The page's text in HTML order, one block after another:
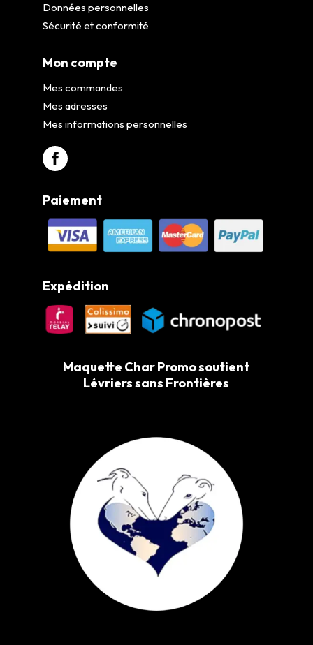
Données personnelles
Sécurité et conformité
Mon compte
Mes commandes
Mes adresses
Mes informations personnelles
Paiement
Expédition
Maquette Char Promo soutient
Lévriers sans Frontières